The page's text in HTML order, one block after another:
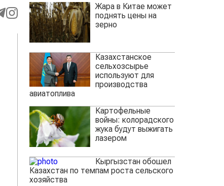
Жара в Китае может
поднять цены на
зерно
Казахстанское
сельхозсырье
используют для
производства
авиатоплива
Картофельные
войны: колорадского
жука будут выжигать
лазером
Кыргызстан обошел
Казахстан по темпам роста сельского
хозяйства